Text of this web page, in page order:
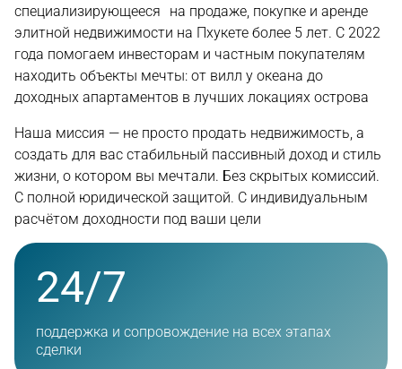
специализирующееся на продаже, покупке и аренде
элитной недвижимости на Пхукете более 5 лет. С 2022
года помогаем инвесторам и частным покупателям
находить объекты мечты: от вилл у океана до
доходных апартаментов в лучших локациях острова
Наша миссия — не просто продать недвижимость, а
создать для вас стабильный пассивный доход и стиль
жизни, о котором вы мечтали. Без скрытых комиссий.
С полной юридической защитой. С индивидуальным
расчётом доходности под ваши цели
24/7
поддержка и сопровождение на всех этапах
сделки